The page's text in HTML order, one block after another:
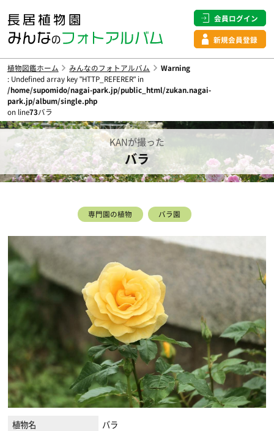
会員ログイン
新規会員登録
植物図鑑ホーム みんなのフォトアルバム
Warning
: Undefined array key "HTTP_REFERER" in
/home/supomido/nagai-park.jp/public_html/zukan.nagai-
park.jp/album/single.php
on line73バラ
KANが撮った
バラ
専門園の植物 バラ園
植物名
バラ